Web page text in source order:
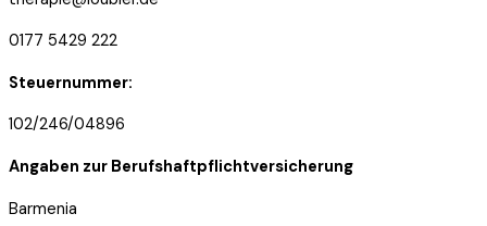
0177 5429 222
Steuernummer:
102/246/04896
Angaben zur Berufshaftpflichtversicherung
Barmenia